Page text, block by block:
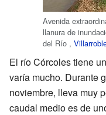
Avenida
llanura de
del Río ,
El río Córcoles tiene
varía mucho. Durante
noviembre, lleva muy
caudal medio es de